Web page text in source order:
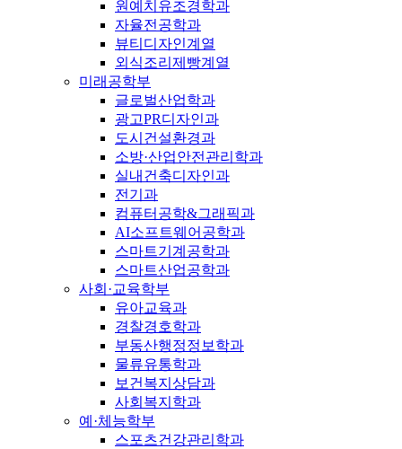
원예치유조경학과
자율전공학과
뷰티디자인계열
외식조리제빵계열
미래공학부
글로벌산업학과
광고PR디자인과
도시건설환경과
소방·산업안전관리학과
실내건축디자인과
전기과
컴퓨터공학&그래픽과
AI소프트웨어공학과
스마트기계공학과
스마트산업공학과
사회·교육학부
유아교육과
경찰경호학과
부동산행정정보학과
물류유통학과
보건복지상담과
사회복지학과
예·체능학부
스포츠건강관리학과